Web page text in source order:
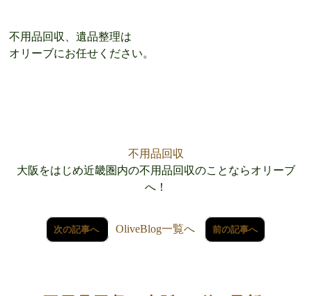
不用品回収、遺品整理は
オリーブにお任せください。
不用品回収
大阪をはじめ近畿圏内の不用品回収のことならオリーブ
へ！
次の記事へ OliveBlog一覧へ 前の記事へ